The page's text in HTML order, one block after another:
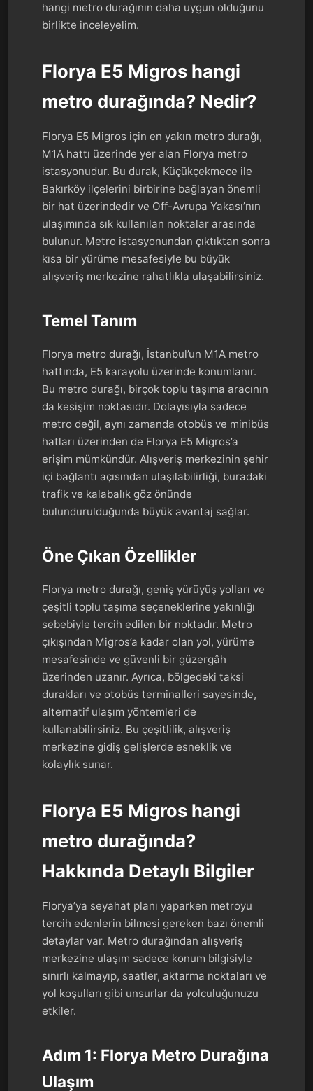
hangi metro durağının daha uygun olduğunu
birlikte inceleyelim.
Florya E5 Migros hangi
metro durağında? Nedir?
Florya E5 Migros için en yakın metro durağı,
M1A hattı üzerinde yer alan Florya metro
istasyonudur. Bu durak, Küçükçekmece ile
Bakırköy ilçelerini birbirine bağlayan önemli
bir hat üzerindedir ve Off-Avrupa Yakası’nın
ulaşımında sık kullanılan noktalar arasında
bulunur. Metro istasyonundan çıktıktan sonra
kısa bir yürüme mesafesiyle bu büyük
alışveriş merkezine rahatlıkla ulaşabilirsiniz.
Temel Tanım
Florya metro durağı, İstanbul’un M1A metro
hattında, E5 karayolu üzerinde konumlanır.
Bu metro durağı, birçok toplu taşıma aracının
da kesişim noktasıdır. Dolayısıyla sadece
metro değil, aynı zamanda otobüs ve minibüs
hatları üzerinden de Florya E5 Migros’a
erişim mümkündür. Alışveriş merkezinin şehir
içi bağlantı açısından ulaşılabilirliği, buradaki
trafik ve kalabalık göz önünde
bulundurulduğunda büyük avantaj sağlar.
Öne Çıkan Özellikler
Florya metro durağı, geniş yürüyüş yolları ve
çeşitli toplu taşıma seçeneklerine yakınlığı
sebebiyle tercih edilen bir noktadır. Metro
çıkışından Migros’a kadar olan yol, yürüme
mesafesinde ve güvenli bir güzergâh
üzerinden uzanır. Ayrıca, bölgedeki taksi
durakları ve otobüs terminalleri sayesinde,
alternatif ulaşım yöntemleri de
kullanabilirsiniz. Bu çeşitlilik, alışveriş
merkezine gidiş gelişlerde esneklik ve
kolaylık sunar.
Florya E5 Migros hangi
metro durağında?
Hakkında Detaylı Bilgiler
Florya’ya seyahat planı yaparken metroyu
tercih edenlerin bilmesi gereken bazı önemli
detaylar var. Metro durağından alışveriş
merkezine ulaşım sadece konum bilgisiyle
sınırlı kalmayıp, saatler, aktarma noktaları ve
yol koşulları gibi unsurlar da yolculuğunuzu
etkiler.
Adım 1: Florya Metro Durağına
Ulaşım